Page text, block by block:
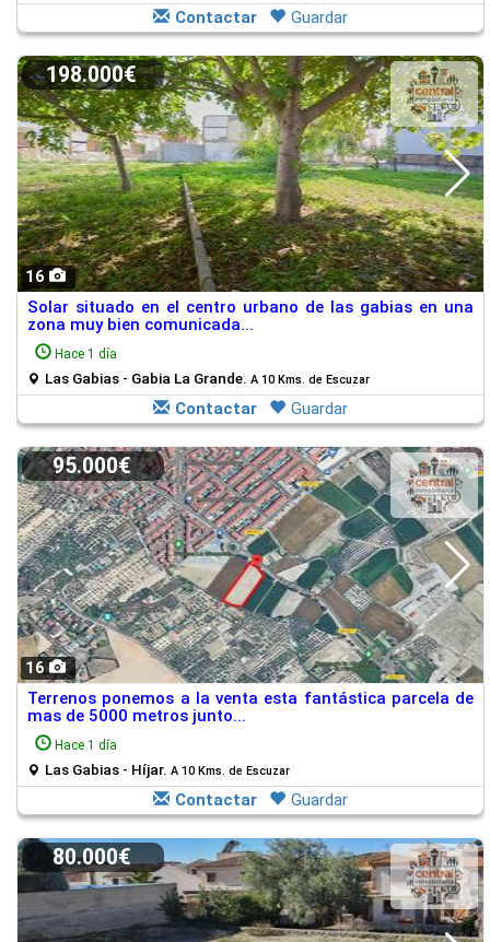
Contactar Guardar
16
198.000€
Solar situado en el centro urbano de las gabias en una
zona muy bien comunicada...
Hace 1 día
Las Gabias - Gabia La Grande. A 10 Kms. de Escuzar
Contactar Guardar
16
95.000€
Terrenos ponemos a la venta esta fantástica parcela de
mas de 5000 metros junto...
Hace 1 día
Las Gabias - Híjar. A 10 Kms. de Escuzar
Contactar Guardar
80.000€